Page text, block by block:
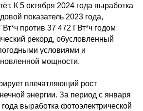
К 5 октября 2024 года выработка
показатель 2023 года,
против 37 472 ГВт*ч годом
рекорд, обусловленный
условиями и
мощности.
впечатляющий рост
энергии. За период с января
выработка фотоэлектрической